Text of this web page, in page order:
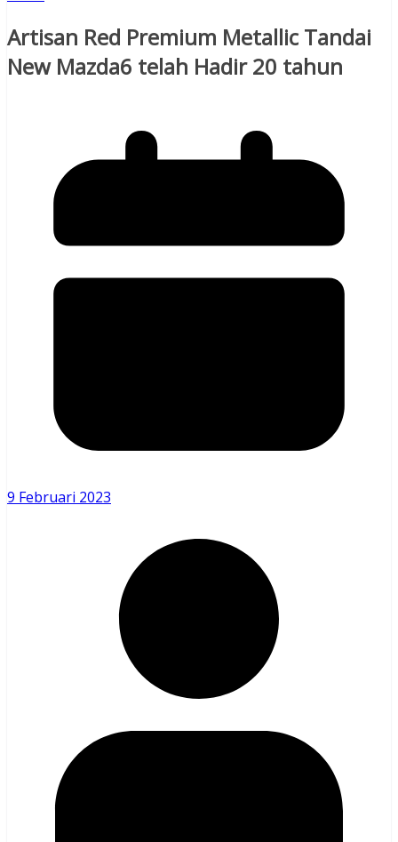
Artisan Red Premium Metallic Tandai
New Mazda6 telah Hadir 20 tahun
9 Februari 2023